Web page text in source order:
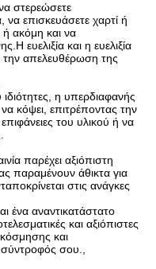
στερεώσετε
να επισκευάσετε χαρτί ή
ακόμη και να
ευελιξία και η ευελιξία
την απελευθέρωση της
η υπερδιαφανής
να κόψει, επιτρέποντας την
του υλικού ή να
παρέχει αξιόπιστη
παραμένουν άθικτα για
στις ανάγκες
ένα αναντικατάστατο
και αξιόπιστες
και
σου.,